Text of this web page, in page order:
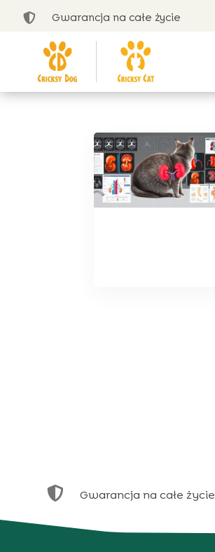
 Gwarancja na całe życie
 Gwarancja na całe życie